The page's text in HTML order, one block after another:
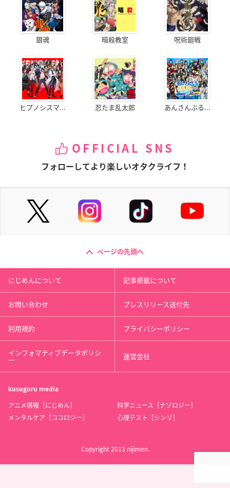
銀魂 暗殺教室 呪術廻戦
ヒプノシスマ... 忍たま乱太郎 あんさんぶる...
OFFICIAL SNS
フォローしてより楽しいオタクライフ！
ページの先頭へ
にじめんについて 記事掲載について
お問い合わせ プレスリリース送付先
利用規約 プライバシーポリシー
インフォマティブデータポリシ
ー 運営会社
kusuguru media
アニメ情報［にじめん］
科学ニュース［ナゾロジー］
メンタルケア［ココロジー］
心理テスト［シンリ］
Copyright 2013 nijimen.